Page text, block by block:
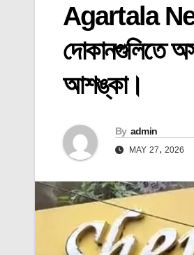
Agartala
দোকানগুলিতে
আশঙ্কা।
By admin
MAY 27, 2026